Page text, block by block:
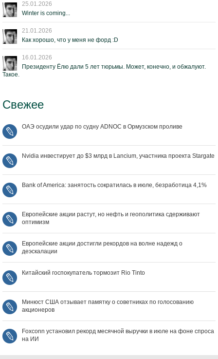
25.01.2026
Winter is coming...
21.01.2026
Как хорошо, что у меня не форд :D
16.01.2026
Президенту Ёлю дали 5 лет тюрьмы. Может, конечно, и обжалуют.
Такое.
Свежее
ОАЭ осудили удар по судну ADNOC в Ормузском проливе
Nvidia инвестирует до $3 млрд в Lancium, участника проекта Stargate
Bank of America: занятость сократилась в июле, безработица 4,1%
Европейские акции растут, но нефть и геополитика сдерживают
оптимизм
Европейские акции достигли рекордов на волне надежд о
деэскалации
Китайский госпокупатель тормозит Rio Tinto
Минюст США отзывает памятку о советниках по голосованию
акционеров
Foxconn установил рекорд месячной выручки в июле на фоне спроса
на ИИ